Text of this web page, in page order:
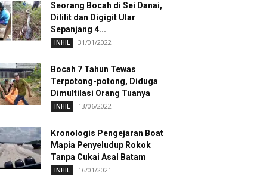
Seorang Bocah di Sei Danai,
Dililit dan Digigit Ular
Sepanjang 4...
INHIL 31/01/2022
Bocah 7 Tahun Tewas
Terpotong-potong, Diduga
Dimultilasi Orang Tuanya
INHIL 13/06/2022
Kronologis Pengejaran Boat
Mapia Penyeludup Rokok
Tanpa Cukai Asal Batam
INHIL 16/01/2021